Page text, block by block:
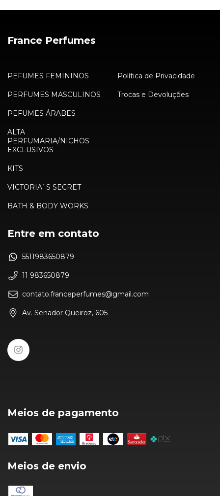
France Perfumes
PEFUMES FEMININOS
PERFUMES MASCULINOS
PEFUMES ÁRABES
ALTA
PERFUMARIA/NICHOS
EXCLUSIVOS
KITS
VICTORIA`S SECRET
BATH & BODY WORKS
Política de Privacidade
Trocas e Devoluções
Entre em contato
5511983650879
11 983650879
contato.franceperfumes@gmail.com
Av. Senador Queiroz, 605
Meios de pagamento
Meios de envio